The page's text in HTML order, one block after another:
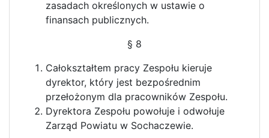
zasadach określonych w ustawie o
finansach publicznych.
§ 8
Całokształtem pracy Zespołu kieruje
dyrektor, który jest bezpośrednim
przełożonym dla pracowników Zespołu.
Dyrektora Zespołu powołuje i odwołuje
Zarząd Powiatu w Sochaczewie.